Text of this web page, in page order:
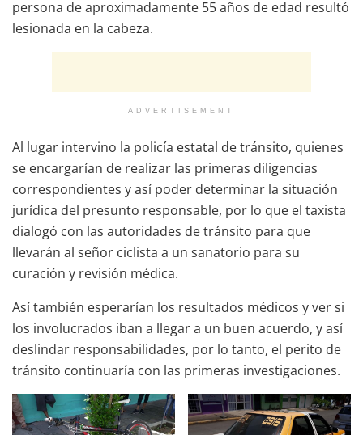
persona de aproximadamente 55 años de edad resultó
lesionada en la cabeza.
ADVERTISEMENT
Al lugar intervino la policía estatal de tránsito, quienes
se encargarían de realizar las primeras diligencias
correspondientes y así poder determinar la situación
jurídica del presunto responsable, por lo que el taxista
dialogó con las autoridades de tránsito para que
llevarán al señor ciclista a un sanatorio para su
curación y revisión médica.
Así también esperarían los resultados médicos y ver si
los involucrados iban a llegar a un buen acuerdo, y así
deslindar responsabilidades, por lo tanto, el perito de
tránsito continuaría con las primeras investigaciones.